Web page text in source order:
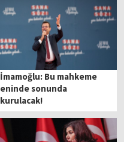
İmamoğlu: Bu mahkeme
eninde sonunda
kurulacak!